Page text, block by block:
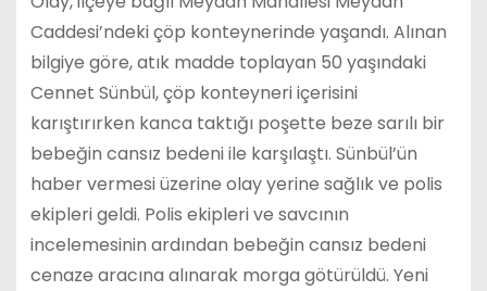
Caddesi’ndeki çöp konteynerinde yaşandı. Alınan
bilgiye göre, atık madde toplayan 50 yaşındaki
Cennet Sünbül, çöp konteyneri içerisini
karıştırırken kanca taktığı poşette beze sarılı bir
bebeğin cansız bedeni ile karşılaştı. Sünbül’ün
haber vermesi üzerine olay yerine sağlık ve polis
ekipleri geldi. Polis ekipleri ve savcının
incelemesinin ardından bebeğin cansız bedeni
cenaze aracına alınarak morga götürüldü. Yeni